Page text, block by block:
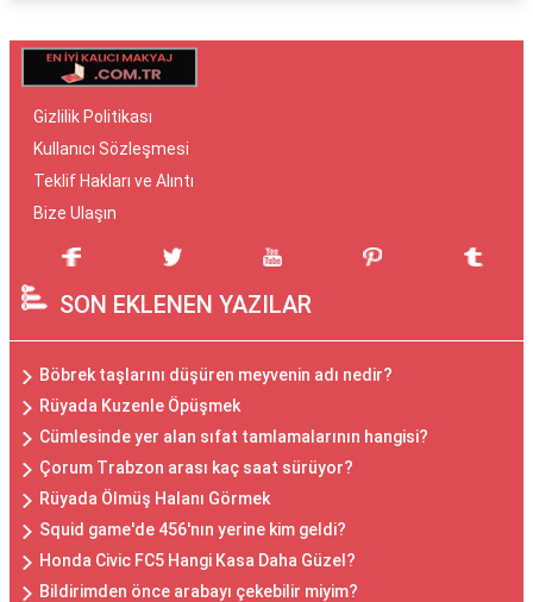
Gizlilik Politikası
Kullanıcı Sözleşmesi
Teklif Hakları ve Alıntı
Bize Ulaşın
SON EKLENEN YAZILAR
Böbrek taşlarını düşüren meyvenin adı nedir?
Rüyada Kuzenle Öpüşmek
Cümlesinde yer alan sıfat tamlamalarının hangisi?
Çorum Trabzon arası kaç saat sürüyor?
Rüyada Ölmüş Halanı Görmek
Squid game'de 456'nın yerine kim geldi?
Honda Civic FC5 Hangi Kasa Daha Güzel?
Bildirimden önce arabayı çekebilir miyim?